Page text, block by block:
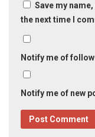
Save my
the next time I
Notify me of
Notify me of new